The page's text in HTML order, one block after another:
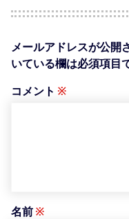
メールアドレスが公開
いている欄は必須項目
コメント ※
名前 ※